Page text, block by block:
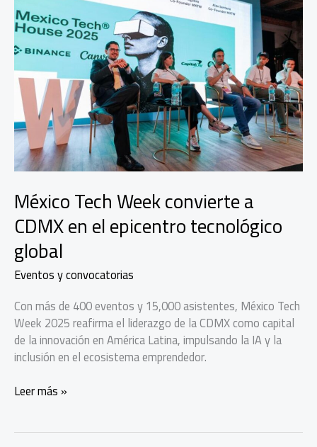
México Tech Week convierte a
CDMX en el epicentro tecnológico
global
Eventos y convocatorias
Con más de 400 eventos y 15,000 asistentes, México Tech
Week 2025 reafirma el liderazgo de la CDMX como capital
de la innovación en América Latina, impulsando la IA y la
inclusión en el ecosistema emprendedor.
México
Leer más »